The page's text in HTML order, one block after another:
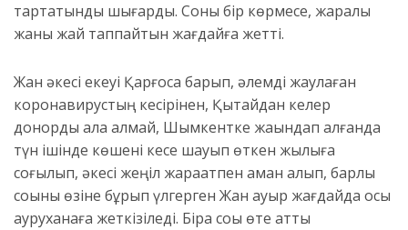
тартатынды шығарды. Соны бір көрмесе, жаралы
жаны жай таппайтын жағдайға жетті.
Жан әкесі екеуі Қарғосқа барып, әлемді жаулаған
коронавирустың кесірінен, Қытайдан келер
донорды ала алмай, Шымкентке жақындап қалғанда
түн ішінде көшені кесе шауып өткен жылқыға
соғылып, әкесі жеңіл жарақатпен аман қалып, барлық
соққыны өзіне бұрып үлгерген Жан ауыр жағдайда осы
ауруханаға жеткізіледі. Бірақ соққы өте қатты